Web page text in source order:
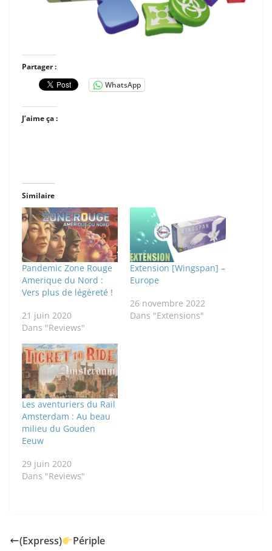
Partager :
WhatsApp
J’aime ça :
Similaire
Pandemic Zone Rouge
Amerique du Nord :
Vers plus de légèreté !
21 juin 2020
Dans "Reviews"
Extension [Wingspan] –
Europe
26 novembre 2022
Dans "Extensions"
Les aventuriers du Rail
Amsterdam : Au beau
milieu du Gouden
Eeuw
29 juin 2020
Dans "Reviews"
(Express)
Périple